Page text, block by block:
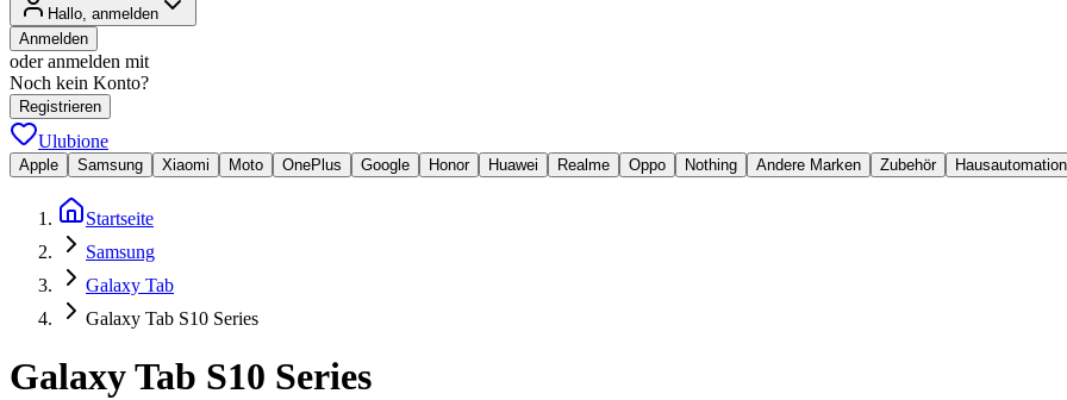
Hallo, anmelden
Anmelden
oder anmelden mit
Noch kein Konto?
Registrieren
Ulubione
Apple Samsung Xiaomi Moto OnePlus Google Honor Huawei Realme Oppo Nothing Andere Marken Zubehör Hausautomation
Startseite
Samsung
Galaxy Tab
Galaxy Tab S10 Series
Galaxy Tab S10 Series